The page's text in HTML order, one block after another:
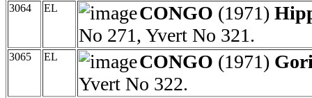
3064 EL CONGO (1971)
No 271, Yvert No 321.
3065 EL CONGO (1971)
Yvert No 322.